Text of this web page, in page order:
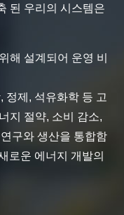
된 우리의 시스템은
해 설계되어 운영 비
정제, 석유화학 등 고
지 절약, 소비 감소,
구와 생산을 통합함
로운 에너지 개발의